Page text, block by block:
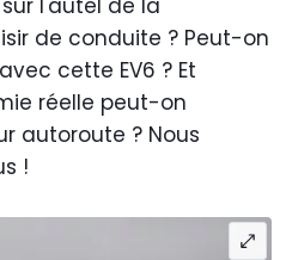
l'autel de la
de conduite ? Peut-on
cette EV6 ? Et
réelle peut-on
autoroute ? Nous
!